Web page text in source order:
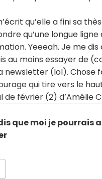
qu’elle a fini sa
qu’une longue
Yeeeah. Je me dis
au moins essayer de
newsletter (lol). Chose
qui tire vers le
de février (2) d’Amélie
que moi je pourrais